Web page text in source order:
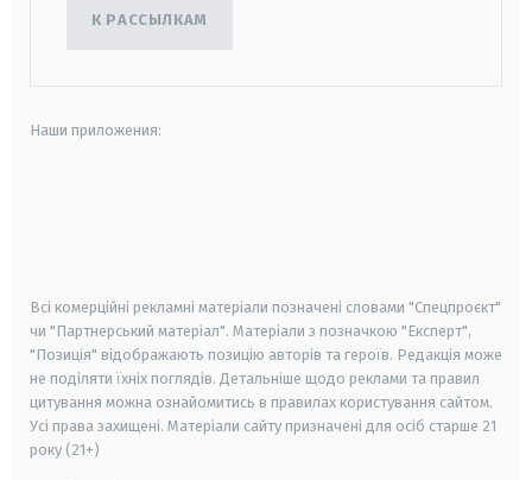
К РАССЫЛКАМ
Наши приложения:
Всі комерційні рекламні матеріали позначені словами "Спецпроєкт"
чи "Партнерський матеріал". Матеріали з позначкою "Експерт",
"Позиція" відображають позицію авторів та героїв. Редакція може
не поділяти їхніх поглядів. Детальніше щодо реклами та правил
цитування можна ознайомитись в правилах користування сайтом.
Усі права захищені. Матеріали сайту призначені для осіб старше 21
року (21+)